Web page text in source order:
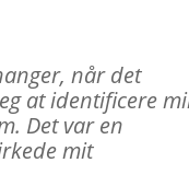
når det
at identificere
Det var en
mit